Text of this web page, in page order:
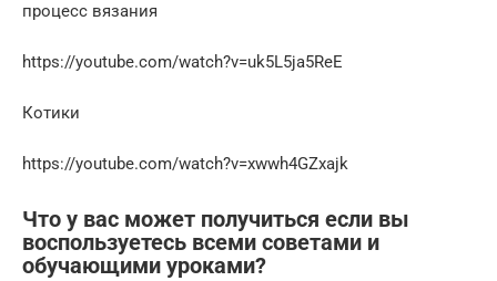
процесс вязания
https://youtube.com/watch?v=uk5L5ja5ReE
Котики
https://youtube.com/watch?v=xwwh4GZxajk
Что у вас может получиться если вы
воспользуетесь всеми советами и
обучающими уроками?